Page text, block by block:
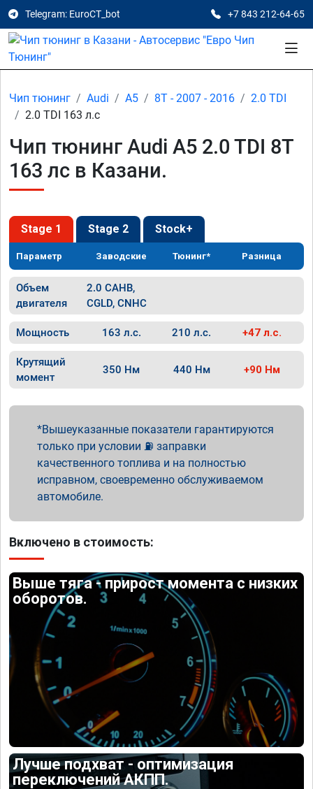
Telegram: EuroCT_bot +7 843 212-64-65
Чип тюнинг Audi A5 8T - 2007 - 2016
2.0 TDI
2.0 TDI 163 л.с
Чип тюнинг Audi A5 2.0 TDI 8T
163 лс в Казани.
Stage 1 Stage 2 Stock+
Параметр Заводские Тюнинг* Разница
Объем
двигателя
2.0 CAHB,
CGLD, CNHC
Мощность 163 л.с. 210 л.с. +47 л.с.
Крутящий
момент
350 Нм 440 Нм +90 Нм
Вышеуказанные показатели гарантируются
только при условии ⛽ заправки
качественного топлива и на полностью
исправном, своевременно обслуживаемом
автомобиле.
Включено в стоимость:
Выше тяга - прирост момента с низких
оборотов.
Лучше подхват - оптимизация
переключений АКПП.